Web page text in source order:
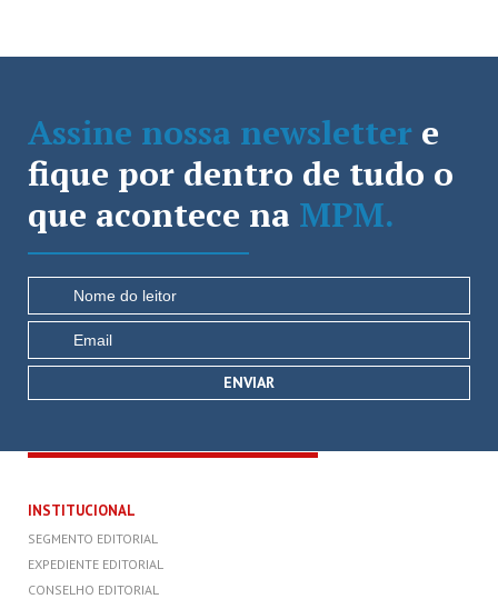
Assine nossa newsletter e
fique por dentro de tudo o
que acontece na MPM.
INSTITUCIONAL
SEGMENTO EDITORIAL
EXPEDIENTE EDITORIAL
CONSELHO EDITORIAL